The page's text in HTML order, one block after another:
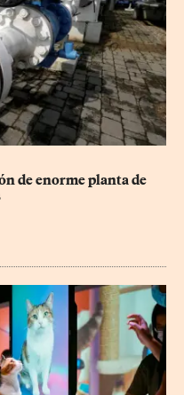
de enorme planta de